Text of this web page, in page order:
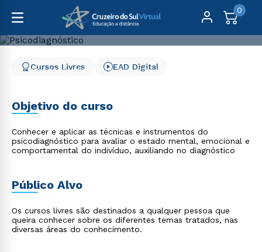
0
Cursos Livres Saúde Psicodiagnóstico
Cursos Livres EAD Digital
Objetivo do curso
Conhecer e aplicar as técnicas e instrumentos do
psicodiagnóstico para avaliar o estado mental, emocional e
comportamental do indivíduo, auxiliando no diagnóstico
Público Alvo
Os cursos livres são destinados a qualquer pessoa que
queira conhecer sobre os diferentes temas tratados, nas
diversas áreas do conhecimento.